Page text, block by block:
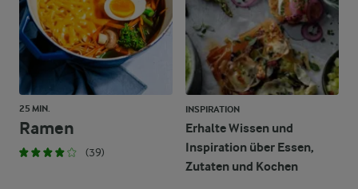
25 MIN.
Ramen
(39)
INSPIRATION
Erhalte Wissen und
Inspiration über Essen,
Zutaten und Kochen